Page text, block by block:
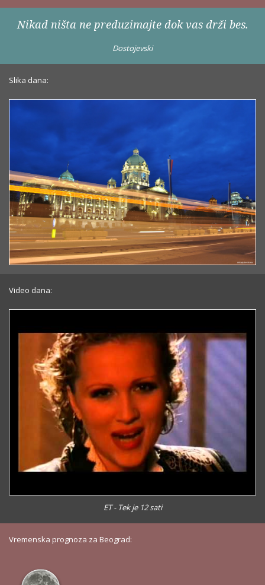
Nikad ništa ne preduzimajte dok vas drži bes.
Dostojevski
Slika dana:
Video dana:
ET - Tek je 12 sati
Vremenska prognoza za Beograd: